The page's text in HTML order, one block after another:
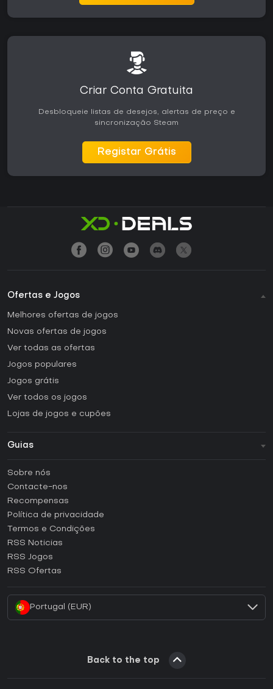
Criar Conta Gratuita
Desbloqueie listas de desejos, alertas de preço e
sincronização Steam
Registar Grátis
Ofertas e Jogos
Melhores ofertas de jogos
Novas ofertas de jogos
Ver todas as ofertas
Jogos populares
Jogos grátis
Ver todos os jogos
Lojas de jogos e cupões
Guias
Como ativar uma CD Key Steam?
Como ativar uma CD Key Epic Games?
Como ativar uma CD Key GOG?
Como ativar uma CD Key Ubisoft Connect?
Sobre nós
Contacte-nos
Recompensas
Política de privacidade
Termos e Condições
RSS Noticias
RSS Jogos
RSS Ofertas
Portugal (EUR)
Back to the top